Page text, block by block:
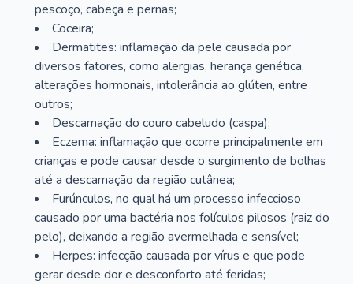
pescoço, cabeça e pernas;
Coceira;
Dermatites: inflamação da pele causada por
diversos fatores, como alergias, herança genética,
alterações hormonais, intolerância ao glúten, entre
outros;
Descamação do couro cabeludo (caspa);
Eczema: inflamação que ocorre principalmente em
crianças e pode causar desde o surgimento de bolhas
até a descamação da região cutânea;
Furúnculos, no qual há um processo infeccioso
causado por uma bactéria nos folículos pilosos (raiz do
pelo), deixando a região avermelhada e sensível;
Herpes: infecção causada por vírus e que pode
gerar desde dor e desconforto até feridas;